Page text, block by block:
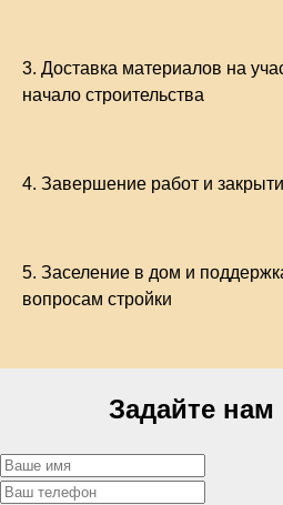
3. Доставка материалов на
начало строительства
4. Завершение работ и
5. Заселение в дом и
вопросам стройки
Задайте нам